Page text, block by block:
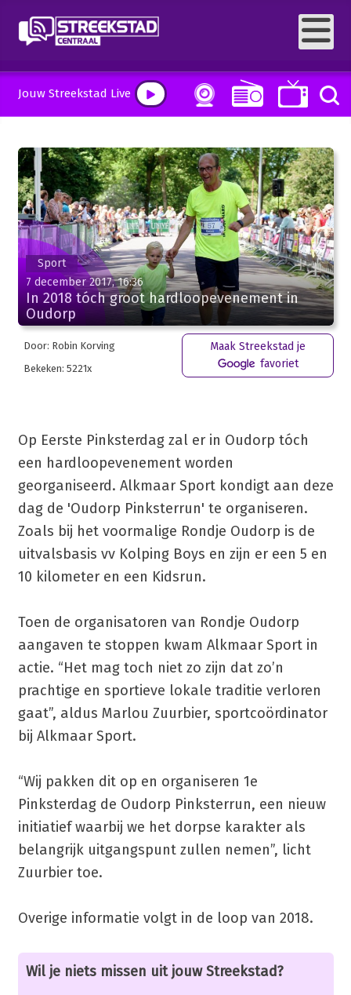
Jouw Streekstad Live
Sport
7 december 2017, 16:36
In 2018 tóch groot hardloopevenement in
Oudorp
Door: Robin Korving
Bekeken: 5221x
Maak Streekstad je
favoriet
Op Eerste Pinksterdag zal er in Oudorp tóch
een hardloopevenement worden
georganiseerd. Alkmaar Sport kondigt aan deze
dag de 'Oudorp Pinksterrun' te organiseren.
Zoals bij het voormalige Rondje Oudorp is de
uitvalsbasis vv Kolping Boys en zijn er een 5 en
10 kilometer en een Kidsrun.
Toen de organisatoren van Rondje Oudorp
aangaven te stoppen kwam Alkmaar Sport in
actie. “Het mag toch niet zo zijn dat zo’n
prachtige en sportieve lokale traditie verloren
gaat”, aldus Marlou Zuurbier, sportcoördinator
bij Alkmaar Sport.
“Wij pakken dit op en organiseren 1e
Pinksterdag de Oudorp Pinksterrun, een nieuw
initiatief waarbij we het dorpse karakter als
belangrijk uitgangspunt zullen nemen”, licht
Zuurbier toe.
Overige informatie volgt in de loop van 2018.
Wil je niets missen uit jouw Streekstad?